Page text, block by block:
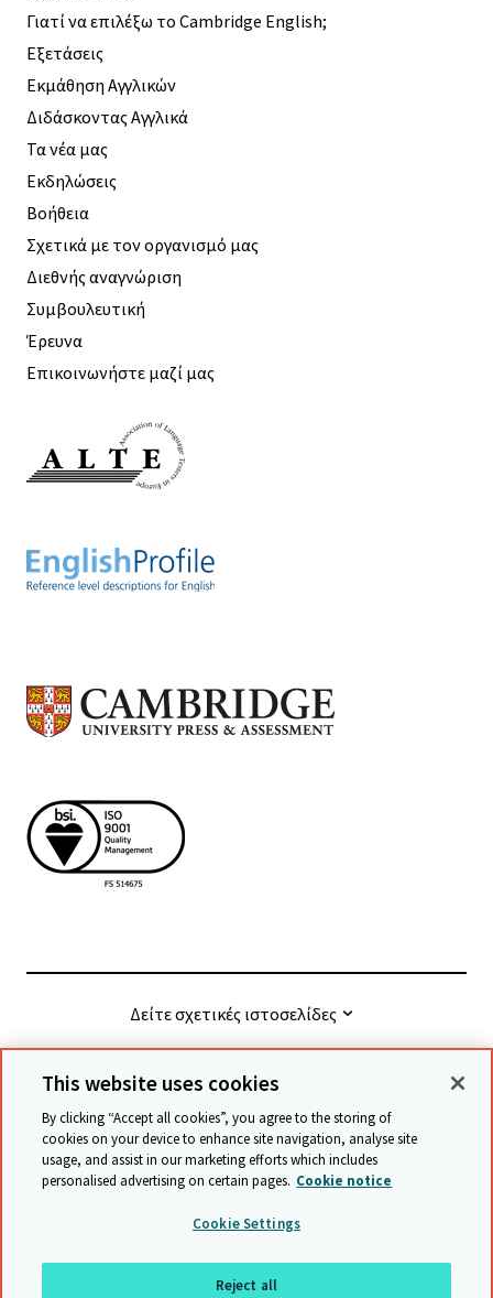
Γιατί να επιλέξω το Cambridge English;
Εξετάσεις
Εκμάθηση Αγγλικών
Διδάσκοντας Αγγλικά
Τα νέα μας
Εκδηλώσεις
Βοήθεια
Σχετικά με τον οργανισμό μας
Διεθνής αναγνώριση
Συμβουλευτική
Έρευνα
Επικοινωνήστε μαζί μας
Δείτε σχετικές ιστοσελίδες
© Cambridge University Press & Assessment
Όροι και προϋποθέσεις
Προστασία δεδομένων
Accessibility statement Statement on modern slavery
Safeguarding policy
Χάρτης ιστότοπου
This website uses cookies
By clicking “Accept all cookies”, you agree to the storing of
cookies on your device to enhance site navigation, analyse site
usage, and assist in our marketing efforts which includes
personalised advertising on certain pages. Cookie notice
Cookie Settings
Reject all